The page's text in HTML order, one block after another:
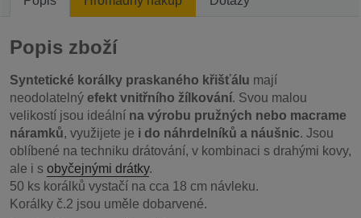
Popis zboží
Syntetické korálky praskaného křišťálu mají
neodolatelný efekt vnitřního žílkování. Svou malou
velikostí jsou ideální na výrobu pružných nebo macrame
náramků, využijete je i do náhrdelníků a náušnic. Jsou
oblíbené na techniku drátování, v kombinaci s drahými kovy,
ale i s obyčejnými drátky.
50 ks korálků vystačí na cca 18 cm návleku.
Korálky č.2 jsou uměle dobarvené.